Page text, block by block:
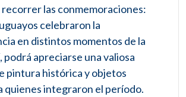
las conmemoraciones:
celebraron la
en distintos momentos de la
podrá apreciarse una valiosa
pintura histórica y objetos
quienes integraron el período.